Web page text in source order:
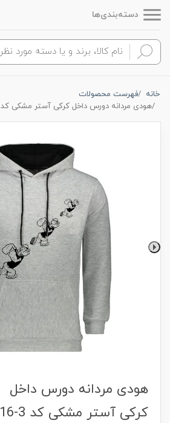
دسته‌بندی‌ها
خانه
فهرست محصولات
هودی مردانه دورس داخل کرکی آستر مشکی کد 3-16
هودی مردانه دورس داخل
کرکی آستر مشکی کد 3-16